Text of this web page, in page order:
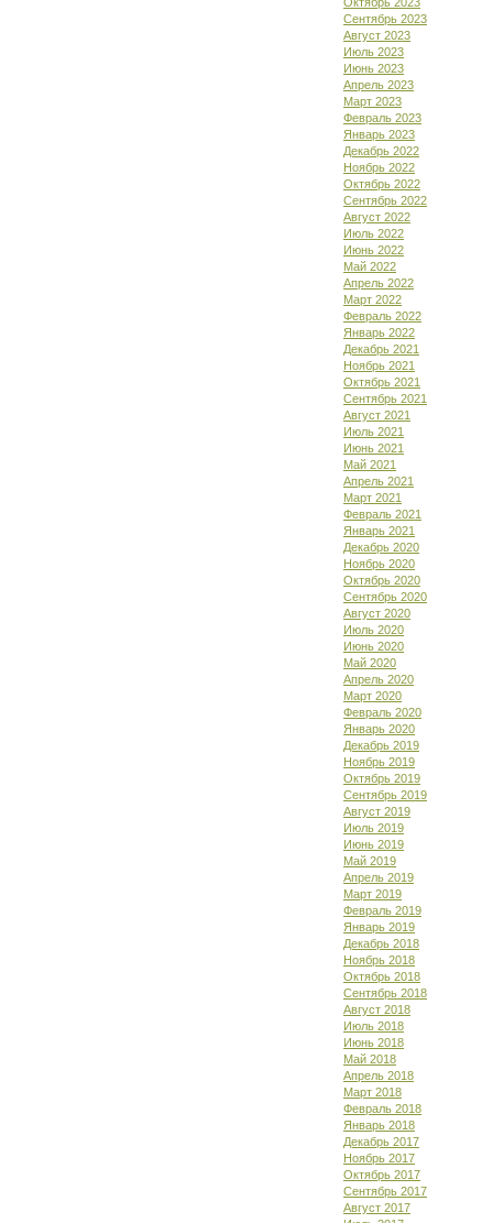
Сентябрь 2023
Август 2023
Июль 2023
Июнь 2023
Апрель 2023
Март 2023
Февраль 2023
Январь 2023
Декабрь 2022
Ноябрь 2022
Октябрь 2022
Сентябрь 2022
Август 2022
Июль 2022
Июнь 2022
Май 2022
Апрель 2022
Март 2022
Февраль 2022
Январь 2022
Декабрь 2021
Ноябрь 2021
Октябрь 2021
Сентябрь 2021
Август 2021
Июль 2021
Июнь 2021
Май 2021
Апрель 2021
Март 2021
Февраль 2021
Январь 2021
Декабрь 2020
Ноябрь 2020
Октябрь 2020
Сентябрь 2020
Август 2020
Июль 2020
Июнь 2020
Май 2020
Апрель 2020
Март 2020
Февраль 2020
Январь 2020
Декабрь 2019
Ноябрь 2019
Октябрь 2019
Сентябрь 2019
Август 2019
Июль 2019
Июнь 2019
Май 2019
Апрель 2019
Март 2019
Февраль 2019
Январь 2019
Декабрь 2018
Ноябрь 2018
Октябрь 2018
Сентябрь 2018
Август 2018
Июль 2018
Июнь 2018
Май 2018
Апрель 2018
Март 2018
Февраль 2018
Январь 2018
Декабрь 2017
Ноябрь 2017
Октябрь 2017
Сентябрь 2017
Август 2017